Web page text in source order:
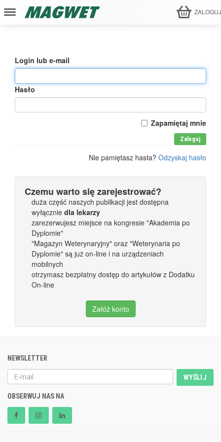
Login lub e-mail
Hasło
Zapamiętaj mnie
Zaloguj
Nie pamiętasz hasła? Odzyskaj hasło
Czemu warto się zarejestrować?
duża część naszych publikacji jest dostępna
wyłącznie dla lekarzy
zarezerwujesz miejsce na kongresie "Akademia po
Dyplomie"
"Magazyn Weterynaryjny" oraz "Weterynaria po
Dyplomie" są już on-line i na urządzeniach
mobilnych
otrzymasz bezpłatny dostęp do artykułów z Dodatku
On-line
Załóż konto
NEWSLETTER
WYŚLIJ
OBSERWUJ NAS NA